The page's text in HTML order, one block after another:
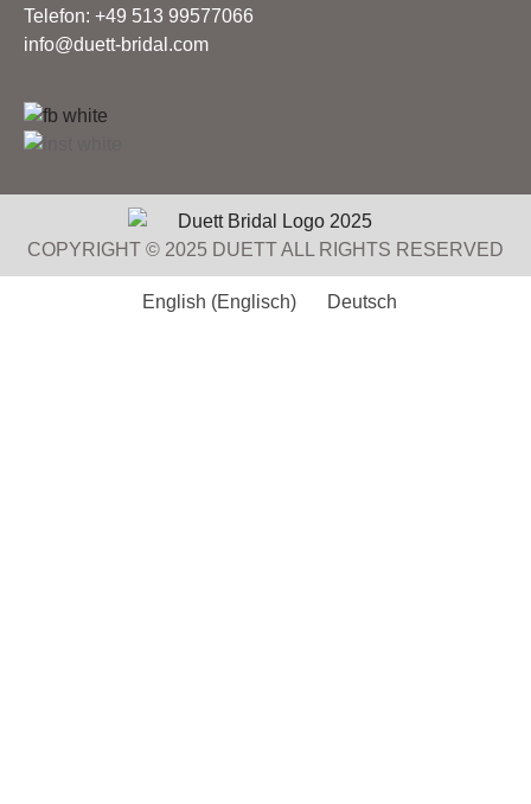
Telefon: +49 513 99577066
info@duett-bridal.com
COPYRIGHT © 2025 DUETT ALL RIGHTS RESERVED
English (Englisch) Deutsch